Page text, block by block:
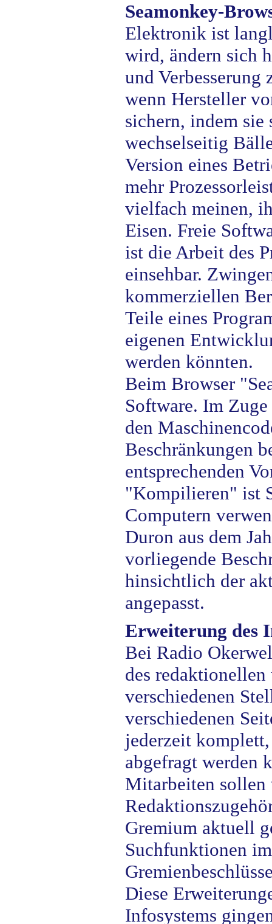
Seamonkey-
Elektronik ist
wird, ändern sich
und
wenn Hersteller
sichern, indem
wechselseitig
Version eines
mehr
vielfach meinen,
Eisen. Freie
ist die Arbeit des
einsehbar.
kommerziellen
Teile eines
eigenen
werden könnten.
Beim Browser
Software. Im
den
Beschränkungen
entsprechenden
"Kompilieren" ist
Computern
Duron aus dem
vorliegende
hinsichtlich der
angepasst.
Erweiterung des
Bei Radio
des
verschiedenen
verschiedenen
jederzeit
abgefragt werden
Mitarbeiten sollen
Gremium aktuell
Suchfunktionen
Diese
Infosystems